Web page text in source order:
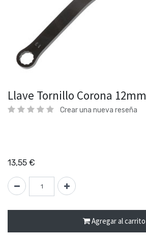
Llave Tornillo Corona 12mm
Crear una nueva reseña
13,55 €
Agregar al carrito